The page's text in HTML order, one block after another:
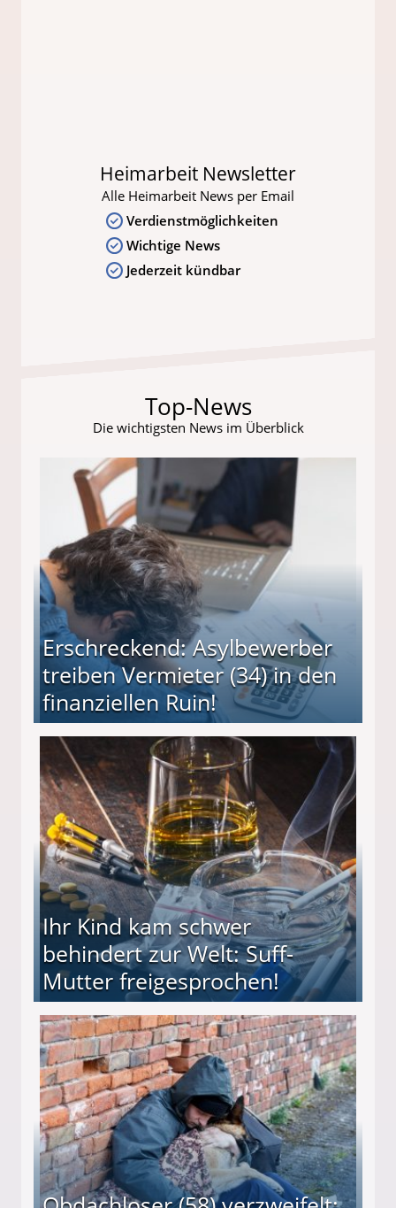
Heimarbeit Newsletter
Alle Heimarbeit News per Email
Verdienstmöglichkeiten
Wichtige News
Jederzeit kündbar
Top-News
Die wichtigsten News im Überblick
Erschreckend: Asylbewerber
treiben Vermieter (34) in den
finanziellen Ruin!
(34) in den finanziellen Ruin!
Ihr Kind kam schwer
behindert zur Welt: Suff-
Mutter freigesprochen!
Mutter freigesprochen!